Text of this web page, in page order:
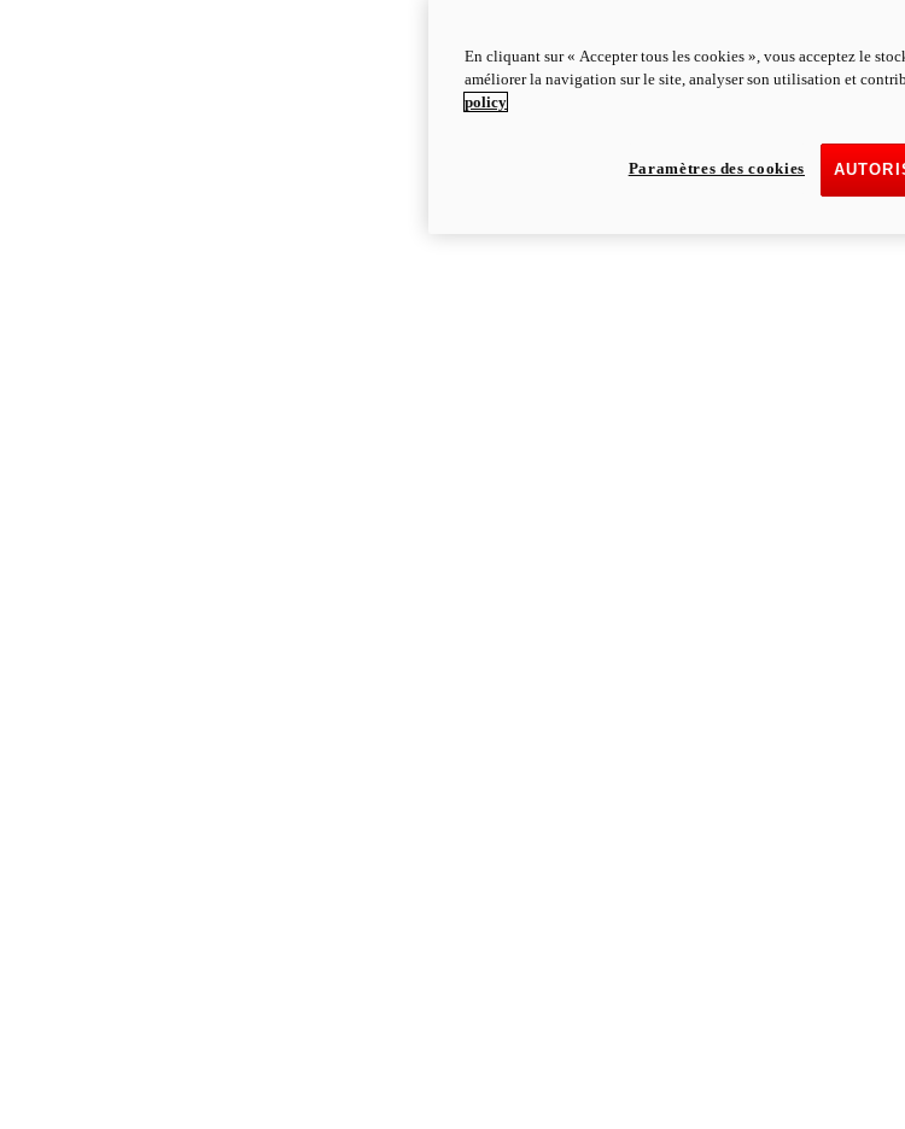
En cliquant sur « Accepter tous les cookies », vous acceptez le
améliorer la navigation sur le site, analyser son utilisation et
policy
Paramètres des cookies